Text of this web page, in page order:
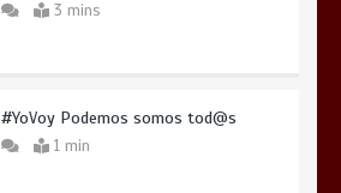
3 mins
#YoVoy Podemos somos tod@s
1 min